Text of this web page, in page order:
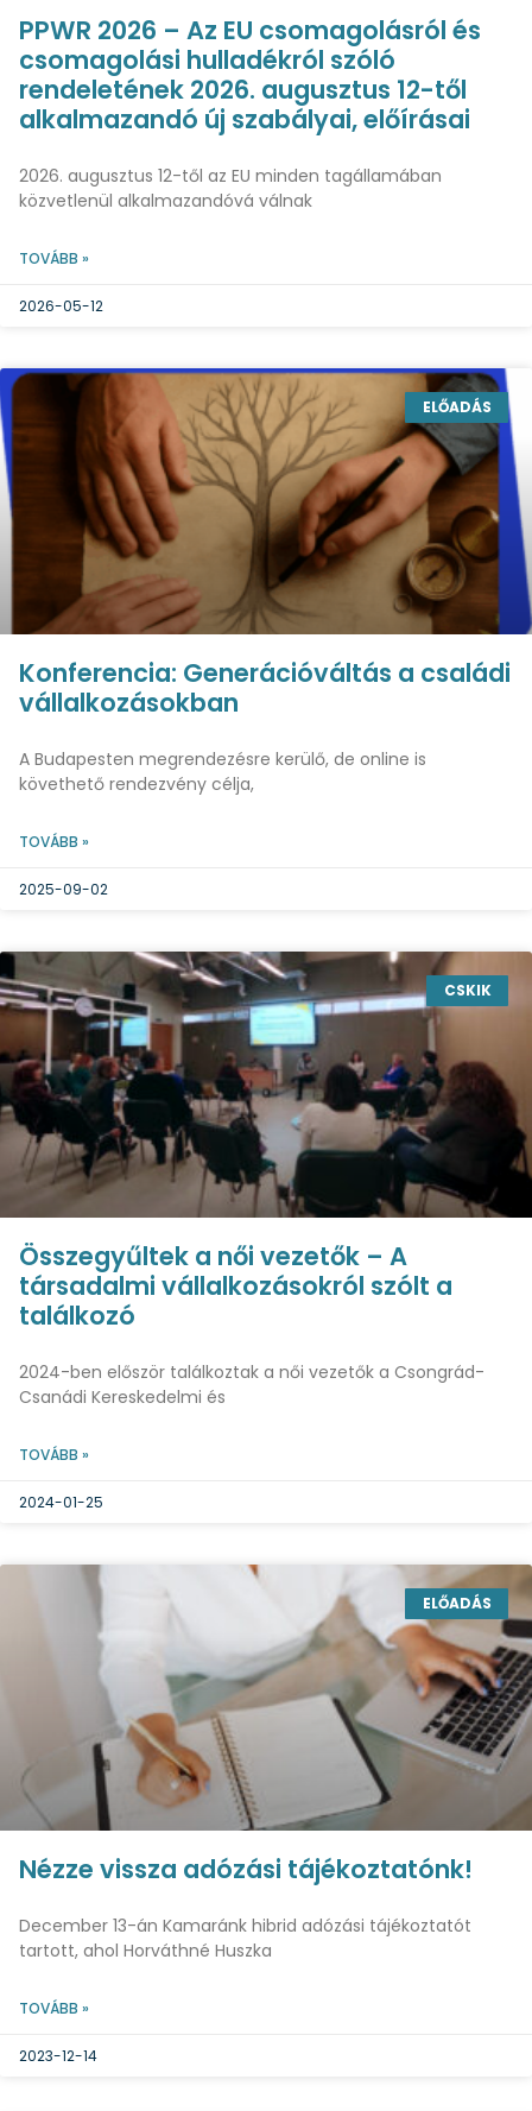
PPWR 2026 – Az EU csomagolásról és
csomagolási hulladékról szóló
rendeletének 2026. augusztus 12-től
alkalmazandó új szabályai, előírásai
2026. augusztus 12-től az EU minden tagállamában
közvetlenül alkalmazandóvá válnak
TOVÁBB »
2026-05-12
ELŐADÁS
Konferencia: Generációváltás a családi
vállalkozásokban
A Budapesten megrendezésre kerülő, de online is
követhető rendezvény célja,
TOVÁBB »
2025-09-02
CSKIK
Összegyűltek a női vezetők – A
társadalmi vállalkozásokról szólt a
találkozó
2024-ben először találkoztak a női vezetők a Csongrád-
Csanádi Kereskedelmi és
TOVÁBB »
2024-01-25
ELŐADÁS
Nézze vissza adózási tájékoztatónk!
December 13-án Kamaránk hibrid adózási tájékoztatót
tartott, ahol Horváthné Huszka
TOVÁBB »
2023-12-14